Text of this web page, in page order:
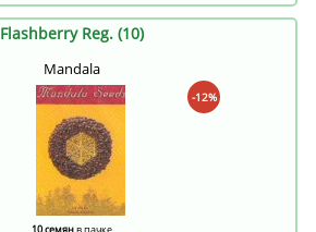
Flashberry Reg. (10)
Mandala
-12%